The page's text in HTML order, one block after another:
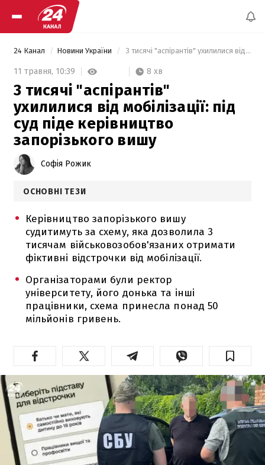
24 Канал Новини України 3 тисячі "аспірантів" ухилилися від мобілізації: під суд піде керівництво запорізького вишу
11 травня, 10:39 8 хв
3 тисячі "аспірантів"
ухилилися від мобілізації: під
суд піде керівництво
запорізького вишу
Софія Рожик
ОСНОВНІ ТЕЗИ
Керівництво запорізького вишу
судитимуть за схему, яка дозволила 3
тисячам військовозобов'язаних отримати
фіктивні відстрочки від мобілізації.
Організаторами були ректор
університету, його донька та інші
працівники, схема принесла понад 50
мільйонів гривень.